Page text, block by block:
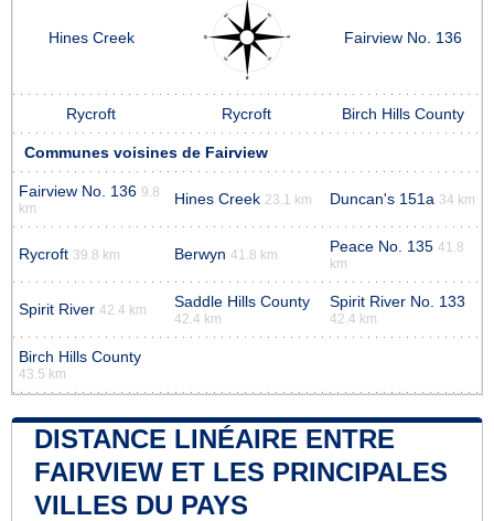
Hines Creek Fairview No. 136
Rycroft Rycroft Birch Hills County
Communes voisines de Fairview
Fairview No. 136 9.8
km
Hines Creek 23.1 km Duncan's 151a 34 km
Rycroft 39.8 km Berwyn 41.8 km Peace No. 135 41.8
km
Spirit River 42.4 km Saddle Hills County
42.4 km
Spirit River No. 133
42.4 km
Birch Hills County
43.5 km
DISTANCE LINÉAIRE ENTRE
FAIRVIEW ET LES PRINCIPALES
VILLES DU PAYS